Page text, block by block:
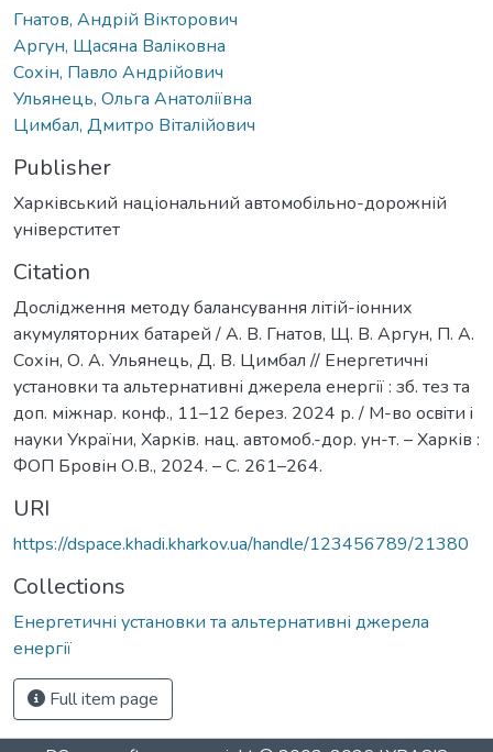
Гнатов, Андрій Вікторович
Аргун, Щасяна Валіковна
Сохін, Павло Андрійович
Ульянець, Ольга Анатоліївна
Цимбал, Дмитро Віталійович
Publisher
Харківський національний автомобільно-дорожній
універститет
Citation
Дослідження методу балансування літій-іонних
акумуляторних батарей / А. В. Гнатов, Щ. В. Аргун, П. А.
Сохін, О. А. Ульянець, Д. В. Цимбал // Енергетичні
установки та альтернативні джерела енергії : зб. тез та
доп. міжнар. конф., 11–12 берез. 2024 р. / М-во освiти i
науки України, Харків. нац. автомоб.-дор. ун-т. – Харків :
ФОП Бровін О.В., 2024. – С. 261–264.
URI
https://dspace.khadi.kharkov.ua/handle/123456789/21380
Collections
Енергетичні установки та альтернативні джерела
енергії
Full item page